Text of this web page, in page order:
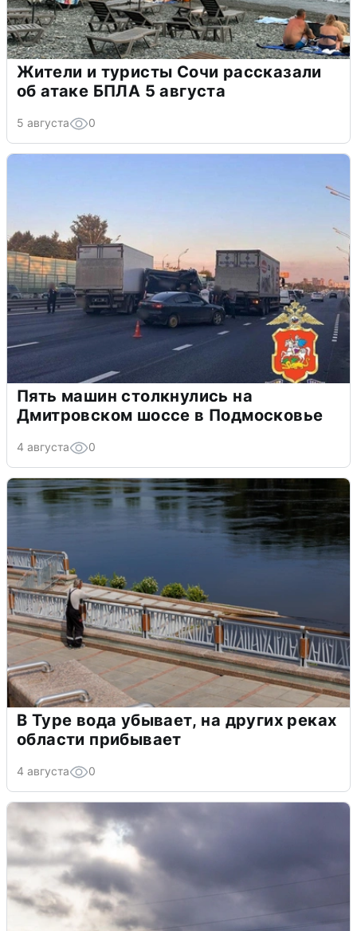
Жители и туристы Сочи рассказали
об атаке БПЛА 5 августа
5 августа 0
Пять машин столкнулись на
Дмитровском шоссе в Подмосковье
4 августа 0
В Туре вода убывает, на других реках
области прибывает
4 августа 0